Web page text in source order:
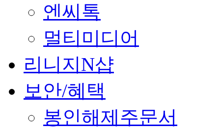
엔씨톡
멀티미디어
리니지N샵
보안/혜택
봉인해제주문서